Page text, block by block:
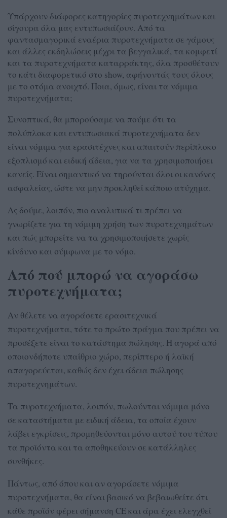
Υπάρχουν διάφορες κατηγορίες πυροτεχνημάτων και
σίγουρα όλα μας εντυπωσιάζουν. Από τα
φαντασμαγορικά εναέρια πυροτεχνήματα σε γάμους
και άλλες εκδηλώσεις μέχρι τα βεγγαλικά, τα κομφετί
και τα πυροτεχνήματα καταρράκτης, όλα προσθέτουν
το κάτι διαφορετικό στο show, αφήνοντάς τους όλους
με το στόμα ανοιχτό. Ποια, όμως, είναι τα νόμιμα
πυροτεχνήματα;
Συνοπτικά, θα μπορούσαμε να πούμε ότι τα
πολύπλοκα και εντυπωσιακά πυροτεχνήματα δεν
είναι νόμιμα για ερασιτέχνες και απαιτούν περίπλοκο
εξοπλισμό και ειδική άδεια, για να τα χρησιμοποιήσει
κανείς. Είναι σημαντικό να τηρούνται όλοι οι κανόνες
ασφαλείας, ώστε να μην προκληθεί κάποιο ατύχημα.
Ας δούμε, λοιπόν, πιο αναλυτικά τι πρέπει να
γνωρίζετε για τη νόμιμη χρήση των πυροτεχνημάτων
και πώς μπορείτε να τα χρησιμοποιήσετε χωρίς
κίνδυνο και σύμφωνα με το νόμο.
Από πού μπορώ να αγοράσω
πυροτεχνήματα;
Αν θέλετε να αγοράσετε ερασιτεχνικά
πυροτεχνήματα, τότε το πρώτο πράγμα που πρέπει να
προσέξετε είναι το κατάστημα πώλησης. Η αγορά από
οποιονδήποτε υπαίθριο χώρο, περίπτερο ή λαϊκή
απαγορεύεται, καθώς δεν έχει άδεια πώλησης
πυροτεχνημάτων.
Τα πυροτεχνήματα, λοιπόν, πωλούνται νόμιμα μόνο
σε καταστήματα με ειδική άδεια, τα οποία έχουν
λάβει εγκρίσεις, προμηθεύονται μόνο αυτού του τύπου
τα προϊόντα και τα αποθηκεύουν σε κατάλληλες
συνθήκες.
Πάντως, από όπου και αν αγοράσετε νόμιμα
πυροτεχνήματα, θα είναι βασικό να βεβαιωθείτε ότι
κάθε προϊόν φέρει σήμανση CE και άρα έχει ελεγχθεί